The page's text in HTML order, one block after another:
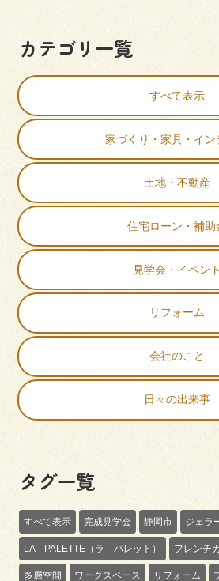
カテゴリ一覧
すべて表示
家づくり・家具・イン
土地・不動産
住宅ローン・補助
見学会・イベント
リフォーム
会社のこと
日々の出来事
タグ一覧
すべて表示 完成見学会 静岡市 ジェラ
LA PALETTE（ラ パレット） フレンチ
多層空間 ワークスペース リフォーム